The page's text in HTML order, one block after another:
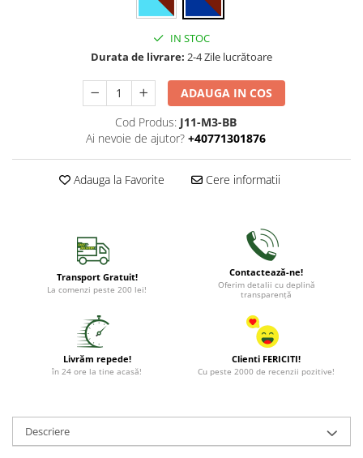
IN STOC
Durata de livrare: 2-4 Zile lucrătoare
ADAUGA IN COS
Cod Produs: J11-M3-BB
Ai nevoie de ajutor? +40771301876
Adauga la Favorite Cere informatii
Transport Gratuit!
La comenzi peste 200 lei!
Contactează-ne!
Oferim detalii cu deplină
transparență
Livrăm repede!
în 24 ore la tine acasă!
Clienti FERICITI!
Cu peste 2000 de recenzii pozitive!
Descriere